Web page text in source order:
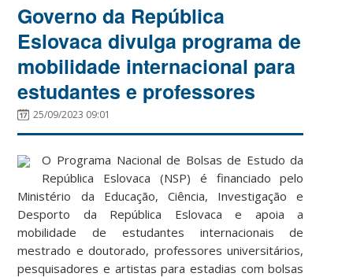
Governo da República
Eslovaca divulga programa de
mobilidade internacional para
estudantes e professores
25/09/2023 09:01
O Programa Nacional de Bolsas de Estudo da
República Eslovaca (NSP) é financiado pelo
Ministério da Educação, Ciência, Investigação e
Desporto da República Eslovaca e apoia a
mobilidade de estudantes internacionais de
mestrado e doutorado, professores universitários,
pesquisadores e artistas para estadias com bolsas